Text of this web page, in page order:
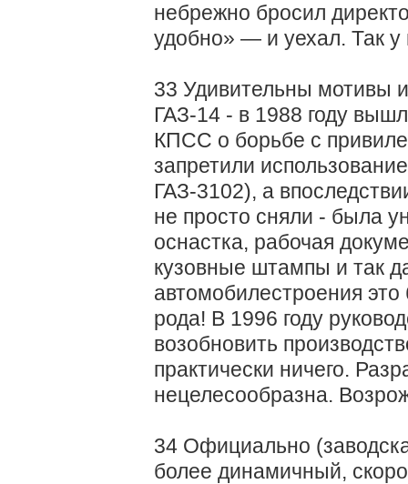
небрежно бросил
удобно» — и уехал. Так
33 Удивительны мотивы
ГАЗ-14 - в 1988 году
КПСС о борьбе с
запретили
ГАЗ-3102), а
не просто сняли - была
оснастка, рабочая
кузовные штампы и так
автомобилестроения
рода! В 1996 году
возобновить
практически ничего.
нецелесообразна.
34 Официально
более динамичный,